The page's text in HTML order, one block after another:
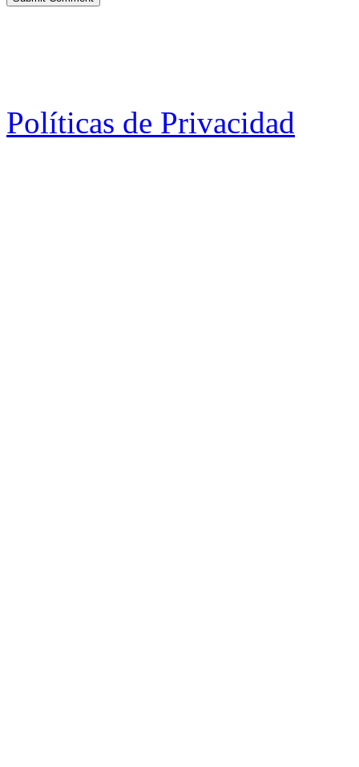
Políticas de Privacidad